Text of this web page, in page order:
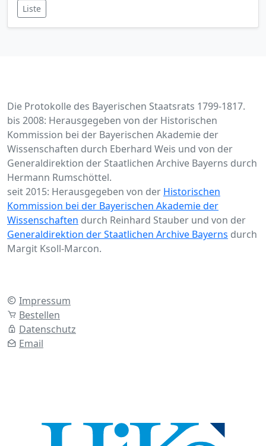
Liste
Die Protokolle des Bayerischen Staatsrats 1799-1817.
bis 2008: Herausgegeben von der Historischen
Kommission bei der Bayerischen Akademie der
Wissenschaften durch Eberhard Weis und von der
Generaldirektion der Staatlichen Archive Bayerns durch
Hermann Rumschöttel.
seit 2015: Herausgegeben von der Historischen
Kommission bei der Bayerischen Akademie der
Wissenschaften durch Reinhard Stauber und von der
Generaldirektion der Staatlichen Archive Bayerns durch
Margit Ksoll-Marcon.
Impressum
Bestellen
Datenschutz
Email